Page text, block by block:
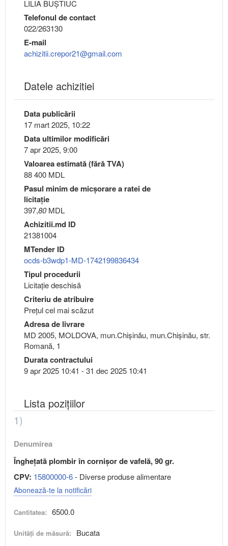
LILIA BUȘTIUC
Telefonul de contact
022/263130
E-mail
achizitii.crepor21@gmail.com
Datele achizitiei
Data publicării
17 mart 2025, 10:22
Data ultimilor modificări
7 apr 2025, 9:00
Valoarea estimată (fără TVA)
88 400 MDL
Pasul minim de micşorare a ratei de
licitaţie
397,80MDL
Achizitii.md ID
21381004
MTender ID
ocds-b3wdp1-MD-1742199836434
Tipul procedurii
Licitație deschisă
Criteriu de atribuire
Preţul cel mai scăzut
Adresa de livrare
MD 2005, MOLDOVA, mun.Chişinău, mun.Chişinău, str.
Romană, 1
Durata contractului
9 apr 2025 10:41 - 31 dec 2025 10:41
Lista pozițiilor
1)
Denumirea
Înghețată plombir în cornișor de vafelă, 90 gr.
CPV: 15800000-6- Diverse produse alimentare
Abonează-te la notificări
Cantitatea: 6500.0
Unități de măsură: Bucata